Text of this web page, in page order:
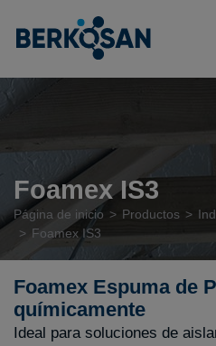
Foamex IS3
Página de inicio Productos
Foamex IS3
Foamex Espuma de
químicamente
Ideal para soluciones de